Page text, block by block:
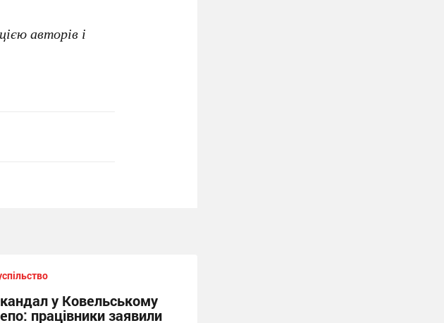
авторів і
у Ковельському
працівники заявили